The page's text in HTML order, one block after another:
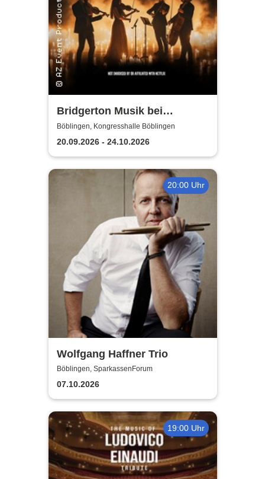
Bridgerton Musik bei
Kerzenschein
Böblingen, Kongresshalle Böblingen
20.09.2026 - 24.10.2026
20:00 Uhr
Wolfgang Haffner Trio
Böblingen, SparkassenForum
07.10.2026
19:00 Uhr